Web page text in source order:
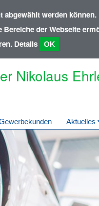
werden
der Webseite
Details OK
Nikolaus
Aktuelles